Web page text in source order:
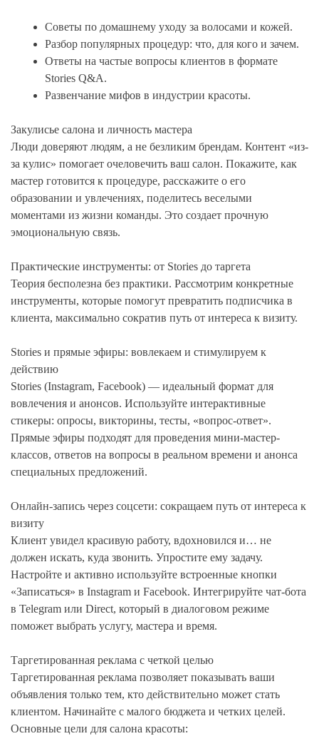
Советы по домашнему уходу за волосами и кожей.
Разбор популярных процедур: что, для кого и зачем.
Ответы на частые вопросы клиентов в формате
Stories Q&A.
Развенчание мифов в индустрии красоты.
Закулисье салона и личность мастера
Люди доверяют людям, а не безликим брендам. Контент «из-
за кулис» помогает очеловечить ваш салон. Покажите, как
мастер готовится к процедуре, расскажите о его
образовании и увлечениях, поделитесь веселыми
моментами из жизни команды. Это создает прочную
эмоциональную связь.
Практические инструменты: от Stories до таргета
Теория бесполезна без практики. Рассмотрим конкретные
инструменты, которые помогут превратить подписчика в
клиента, максимально сократив путь от интереса к визиту.
Stories и прямые эфиры: вовлекаем и стимулируем к
действию
Stories (Instagram, Facebook) — идеальный формат для
вовлечения и анонсов. Используйте интерактивные
стикеры: опросы, викторины, тесты, «вопрос-ответ».
Прямые эфиры подходят для проведения мини-мастер-
классов, ответов на вопросы в реальном времени и анонса
специальных предложений.
Онлайн-запись через соцсети: сокращаем путь от интереса к
визиту
Клиент увидел красивую работу, вдохновился и… не
должен искать, куда звонить. Упростите ему задачу.
Настройте и активно используйте встроенные кнопки
«Записаться» в Instagram и Facebook. Интегрируйте чат-бота
в Telegram или Direct, который в диалоговом режиме
поможет выбрать услугу, мастера и время.
Таргетированная реклама с четкой целью
Таргетированная реклама позволяет показывать ваши
объявления только тем, кто действительно может стать
клиентом. Начинайте с малого бюджета и четких целей.
Основные цели для салона красоты: